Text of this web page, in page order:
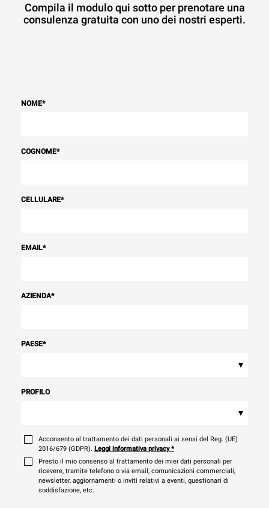
Compila il modulo qui sotto per prenotare una
consulenza gratuita con uno dei nostri esperti.
NOME*
COGNOME*
CELLULARE*
EMAIL*
AZIENDA*
PAESE*
▾
PROFILO
▾
Acconsento al trattamento dei dati personali ai sensi del Reg. (UE)
2016/679 (GDPR). Leggi informativa privacy*
Presto il mio consenso al trattamento dei miei dati personali per
ricevere, tramite telefono o via email, comunicazioni commerciali,
newsletter, aggiornamenti o inviti relativi a eventi, questionari di
soddisfazione, etc.